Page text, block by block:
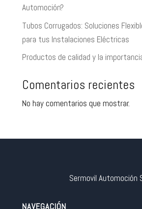
Automoción?
Tubos Corrugados: Soluciones
para tus Instalaciones Eléctricas
Productos de calidad y la
Comentarios recientes
No hay comentarios que mostrar.
Sermovil Automoción
NAVEGACIÓN